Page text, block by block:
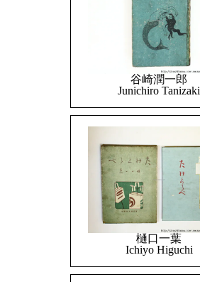
谷崎潤一郎
Junichiro Tanizaki
樋口一葉
Ichiyo Higuchi